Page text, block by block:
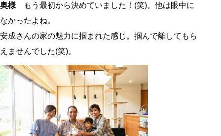
奥様 もう最初から決めていました！(笑)。他は眼中に
なかったよね。
安成さんの家の魅力に掴まれた感じ。掴んで離してもら
えませんでした(笑)。